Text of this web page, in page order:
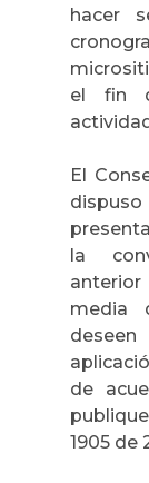
hacer
el fin
El
la
media
de
1905 de